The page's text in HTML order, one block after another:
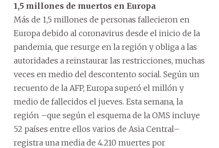
1,5 millones de muertos en Europa
Más de 1,5 millones de personas fallecieron en
Europa debido al coronavirus desde el inicio de la
pandemia, que resurge en la región y obliga a las
autoridades a reinstaurar las restricciones, muchas
veces en medio del descontento social. Según un
recuento de la AFP, Europa superó el millón y
medio de fallecidos el jueves. Esta semana, la
región –que según el esquema de la OMS incluye
52 países entre ellos varios de Asia Central–
registra una media de 4.210 muertes por